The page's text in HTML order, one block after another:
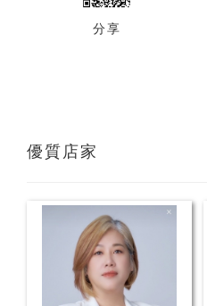
分享
優質店家